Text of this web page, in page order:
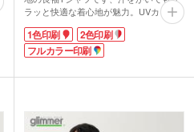
ラッと快適な着心地が魅力。UVカット
機能付きで、屋外でのスポーツやイベン
トにもぴったり！ユニフォームやイベン
ト施設のスタッフウェアとして、オリジ
ルカラーでお好きなデザインをプリント
すさも抜群。オールシーズン着用できる
ので、長くご愛用いただけます。
1色印刷
2色印刷
フルカラー印刷